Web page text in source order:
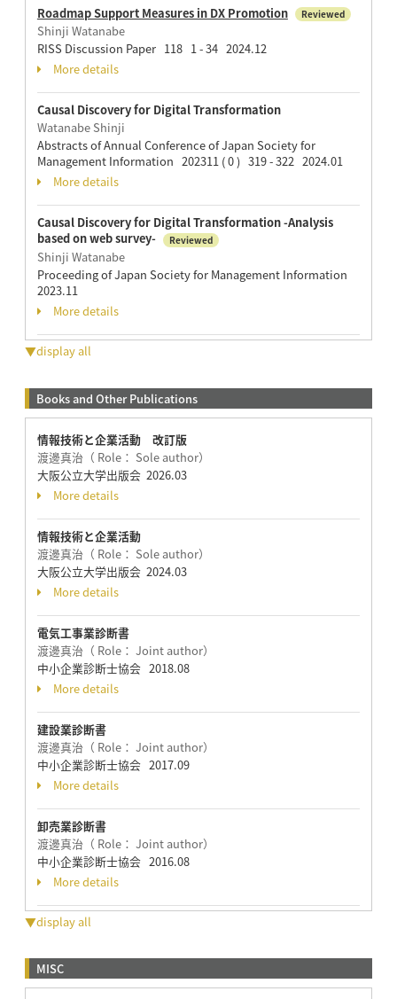
Roadmap Support Measures in DX Promotion Reviewed
Shinji Watanabe
RISS Discussion Paper 118 1 - 34 2024.12
More details
Causal Discovery for Digital Transformation
Watanabe Shinji
Abstracts of Annual Conference of Japan Society for
Management Information 202311 ( 0 ) 319 - 322 2024.01
More details
Causal Discovery for Digital Transformation -Analysis
based on web survey-
Reviewed
Shinji Watanabe
Proceeding of Japan Society for Management Information
2023.11
More details
▼display all
Books and Other Publications
情報技術と企業活動 改訂版
渡邊真治（ Role： Sole author）
大阪公立大学出版会 2026.03
More details
情報技術と企業活動
渡邊真治（ Role： Sole author）
大阪公立大学出版会 2024.03
More details
電気工事業診断書
渡邊真治（ Role： Joint author）
中小企業診断士協会 2018.08
More details
建設業診断書
渡邊真治（ Role： Joint author）
中小企業診断士協会 2017.09
More details
卸売業診断書
渡邊真治（ Role： Joint author）
中小企業診断士協会 2016.08
More details
▼display all
MISC